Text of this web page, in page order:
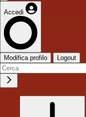
Accedi
Modifica profilo Logout